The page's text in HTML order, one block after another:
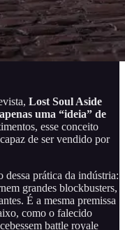
Lost Soul Aside
uma “ideia” de
esse conceito
de ser vendido por
prática da indústria:
grandes blockbusters,
É a mesma premissa
como o falecido
battle royale